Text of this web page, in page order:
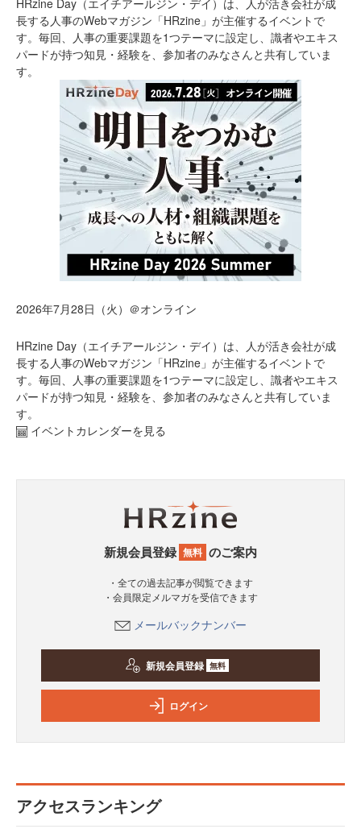
長する人事のWebマガジン「HRzine」が主催するイベントで
す。毎回、人事の重要課題を1つテーマに設定し、識者やエキス
パードが持つ知見・経験を、参加者のみなさんと共有していま
す。
2026年7月28日（火）＠オンライン
HRzine Day（エイチアールジン・デイ）は、人が活き会社が成
長する人事のWebマガジン「HRzine」が主催するイベントで
す。毎回、人事の重要課題を1つテーマに設定し、識者やエキス
パードが持つ知見・経験を、参加者のみなさんと共有していま
す。
イベントカレンダーを見る
新規会員登録 無料 のご案内
・全ての過去記事が閲覧できます
・会員限定メルマガを受信できます
メールバックナンバー
新規会員登録 無料
ログイン
アクセスランキング